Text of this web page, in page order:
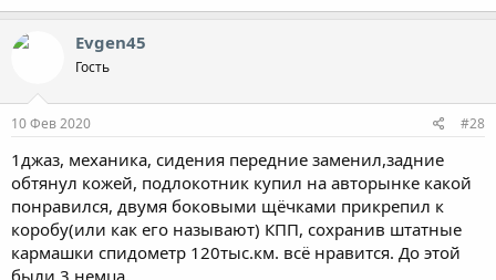
Evgen45
Гость
10 Фев 2020 #28
1джаз, механика, сидения передние заменил,задние
обтянул кожей, подлокотник купил на авторынке какой
понравился, двумя боковыми щёчками прикрепил к
коробу(или как его называют) КПП, сохранив штатные
кармашки спидометр 120тыс.км. всё нравится. До этой
были 3 немца.